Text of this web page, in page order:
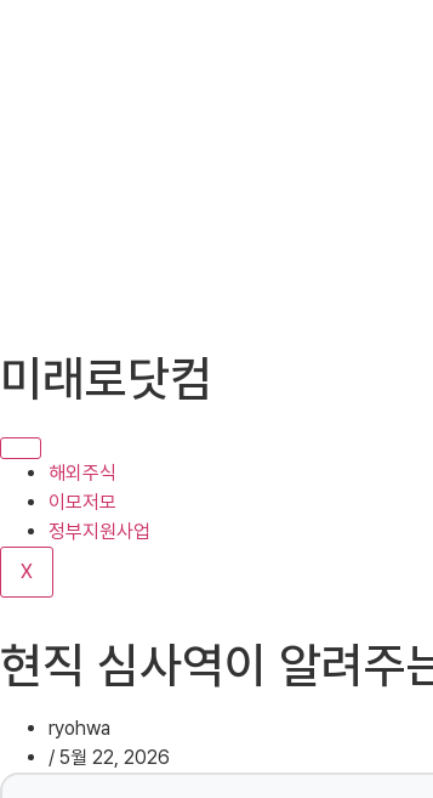
텐
로
기
미래로닷컴
해외주식
이모저모
정부지원사업
X
현직 심사역이 알려주
ryohwa
/ 5월 22, 2026